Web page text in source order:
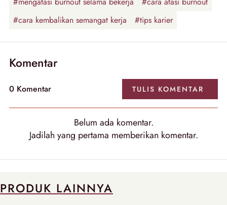
#cara kembalikan semangat kerja
#tips karier
Komentar
0 Komentar TULIS KOMENTAR
Belum ada komentar.
Jadilah yang pertama memberikan komentar.
PRODUK LAINNYA